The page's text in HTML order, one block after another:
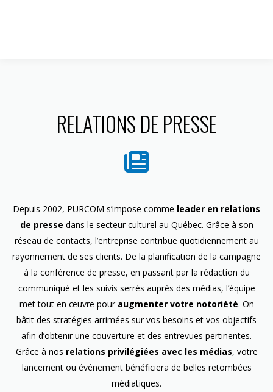
RELATIONS DE PRESSE
Depuis 2002, PURCOM s’impose comme leader en relations
de presse dans le secteur culturel au Québec. Grâce à son
réseau de contacts, l’entreprise contribue quotidiennement au
rayonnement de ses clients. De la planification de la campagne
à la conférence de presse, en passant par la rédaction du
communiqué et les suivis serrés auprès des médias, l’équipe
met tout en œuvre pour augmenter votre notoriété. On
bâtit des stratégies arrimées sur vos besoins et vos objectifs
afin d’obtenir une couverture et des entrevues pertinentes.
Grâce à nos relations privilégiées avec les médias, votre
lancement ou événement bénéficiera de belles retombées
médiatiques.